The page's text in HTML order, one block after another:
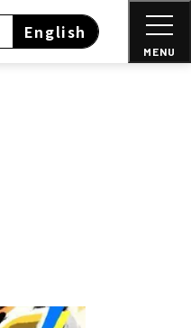
English
MENU